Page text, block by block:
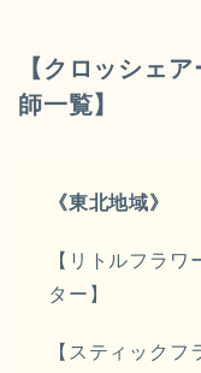
【クロッシェ
師一覧】
《東北地域》
【リトルフラ
ター】
【スティックフ